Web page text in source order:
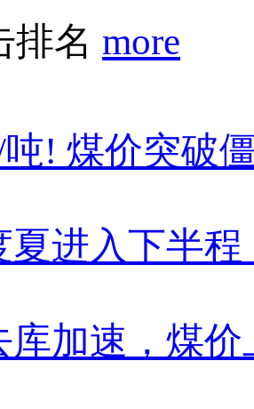
排名 more
吨! 煤价突破
夏进入下半
库加速，煤